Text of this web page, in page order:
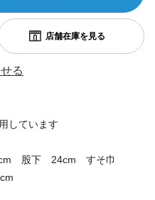
る
しています
股下 24cm すそ巾